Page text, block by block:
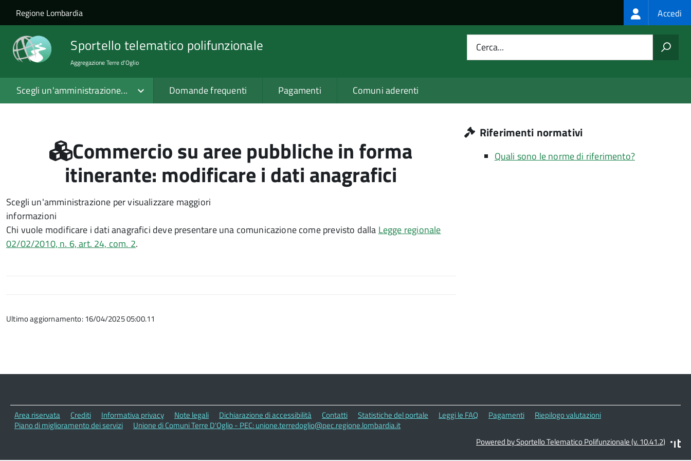
Salta al contenuto principale
Skip to site navigation
Regione Lombardia Login
menu
Accedi
Sportello telematico polifunzionale
Aggregazione Terre d'Oglio
Cerca...
Scegli un'amministrazione... Domande frequenti Pagamenti Comuni aderenti
Commercio su aree pubbliche in forma
itinerante: modificare i dati anagrafici
Scegli un'amministrazione per visualizzare maggiori
informazioni
Chi vuole modificare i dati anagrafici deve presentare una comunicazione come previsto dalla Legge regionale
02/02/2010, n. 6, art. 24, com. 2.
Ultimo aggiornamento: 16/04/2025 05:00.11
Riferimenti normativi
Quali sono le norme di riferimento?
Area riservata Crediti Informativa privacy Note legali Dichiarazione di accessibilità Contatti Statistiche del portale Leggi le FAQ Pagamenti
Riepilogo valutazioni
Piano di miglioramento dei servizi
Unione di Comuni Terre D'Oglio - PEC: unione.terredoglio@pec.regione.lombardia.it
Powered by Sportello Telematico Polifunzionale (v. 10.41.2)